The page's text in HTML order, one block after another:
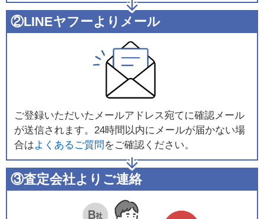
②LINEヤフーよりメール
ご登録いただいたメールアドレス宛てに確認メール
が送信されます。24時間以内にメールが届かない場
合はよくあるご質問 をご確認ください。
③査定会社よりご連絡